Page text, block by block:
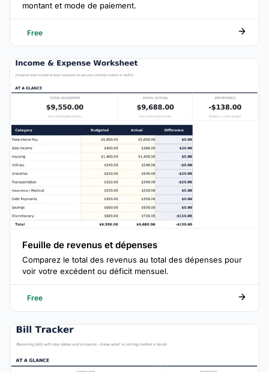
montant et mode de paiement.
Free
Feuille de revenus et dépenses
Comparez le total des revenus au total des dépenses pour
voir votre excédent ou déficit mensuel.
Free